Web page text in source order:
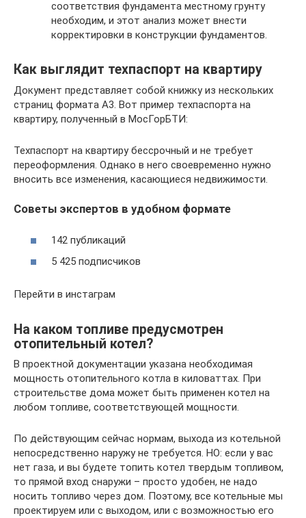
соответствия фундамента местному грунту
необходим, и этот анализ может внести
корректировки в конструкции фундаментов.
Как выглядит техпаспорт на квартиру
Документ представляет собой книжку из нескольких
страниц формата А3. Вот пример техпаспорта на
квартиру, полученный в МосГорБТИ:
Техпаспорт на квартиру бессрочный и не требует
переоформления. Однако в него своевременно нужно
вносить все изменения, касающиеся недвижимости.
Советы экспертов в удобном формате
142 публикаций
5 425 подписчиков
Перейти в инстаграм
На каком топливе предусмотрен
отопительный котел?
В проектной документации указана необходимая
мощность отопительного котла в киловаттах. При
строительстве дома может быть применен котел на
любом топливе, соответствующей мощности.
По действующим сейчас нормам, выхода из котельной
непосредственно наружу не требуется. НО: если у вас
нет газа, и вы будете топить котел твердым топливом,
то прямой вход снаружи – просто удобен, не надо
носить топливо через дом. Поэтому, все котельные мы
проектируем или с выходом, или с возможностью его